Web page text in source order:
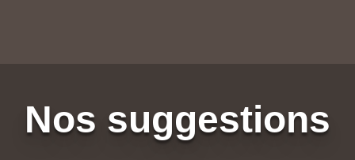
Nos suggestions